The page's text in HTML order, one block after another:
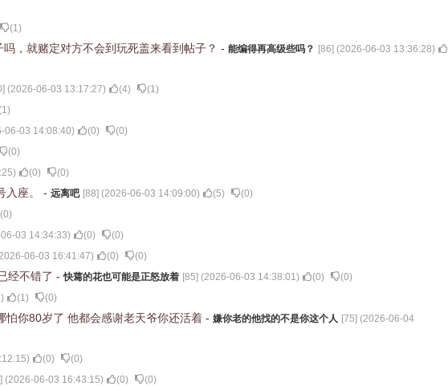
(1)
，就赌定对方不会到玩死盖来看到帖子？ - 能编得再高级些吗？ [86] (2026-06-03 13:36:28)
] (2026-06-03 13:17:27) (4) (1)
1)
06-03 14:08:40) (0) (0)
(0)
) (0) (0)
入座。 - 远离吧 [88] (2026-06-03 14:09:00) (5) (0)
(0)
03 14:34:33) (0) (0)
06-03 16:41:47) (0) (0)
经不错了 -快蔫的花也可能是正怒放着 [85] (2026-06-03 14:38:01) (0) (0)
) (1) (0)
你80岁了 他都会感谢老天爷你还活着 - 嫌你老的他找的不是你这个人 [75] (2026-06-04
) (0) (0)
] (2026-06-03 16:43:15) (0) (0)